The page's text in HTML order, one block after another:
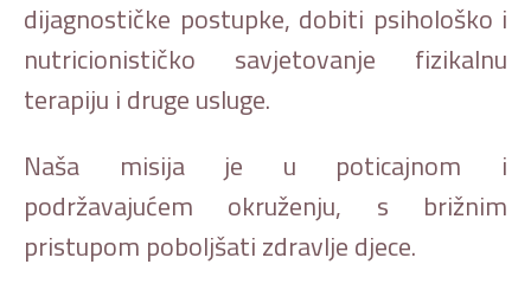
dijagnostičke postupke, dobiti psihološko i
nutricionističko savjetovanje fizikalnu
terapiju i druge usluge.
Naša misija je u poticajnom i
podržavajućem okruženju, s brižnim
pristupom poboljšati zdravlje djece.